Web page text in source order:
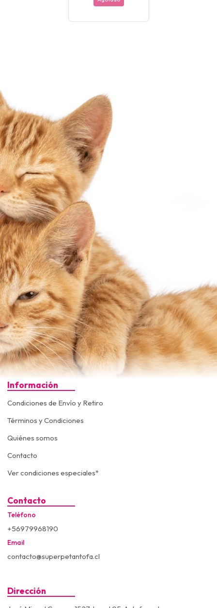
Información
Condiciones de Envío y Retiro
Términos y Condiciones
Quiénes somos
Contacto
Ver condiciones especiales*
Contacto
Teléfono
+56979968190
Email
contacto@superpetantofa.cl
Dirección